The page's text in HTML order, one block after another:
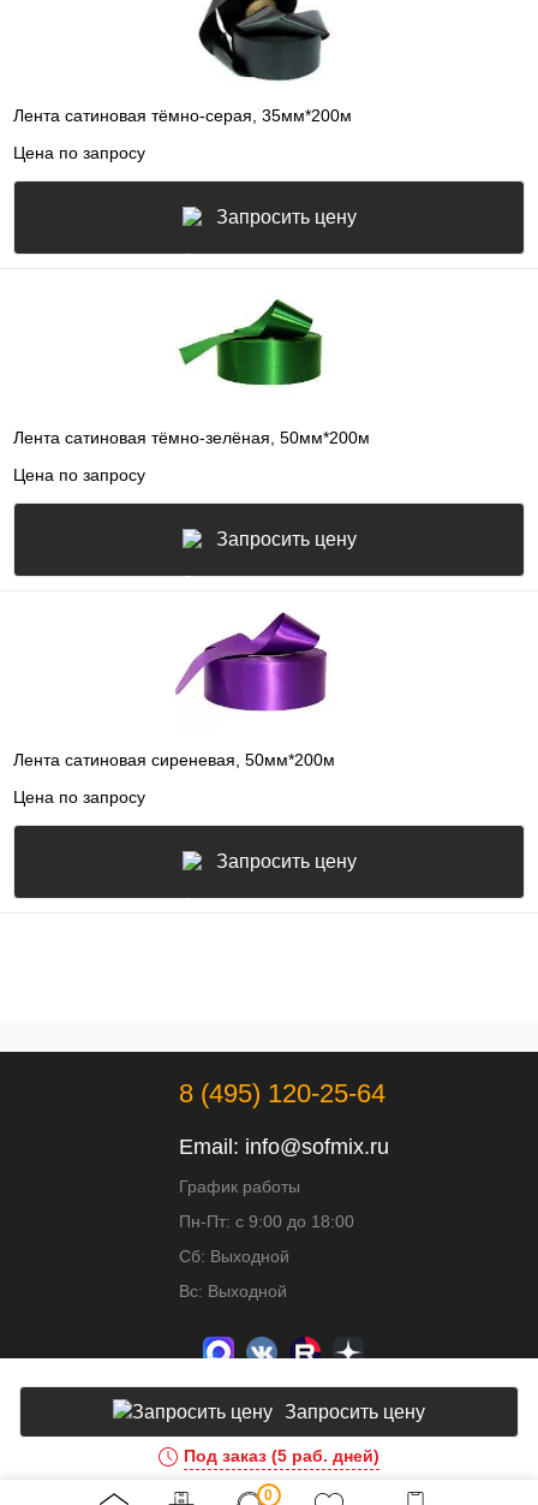
Лента сатиновая тёмно-серая, 35мм*200м
Цена по запросу
Запросить цену
Лента сатиновая тёмно-зелёная, 50мм*200м
Цена по запросу
Запросить цену
Лента сатиновая сиреневая, 50мм*200м
Цена по запросу
Запросить цену
8 (495) 120-25-64
Email: info@sofmix.ru
График работы
Пн-Пт: с 9:00 до 18:00
Сб: Выходной
Вс: Выходной
Доработка и развитие сайта - ИВИТ
Запросить цену
Под заказ (5 раб. дней)
0